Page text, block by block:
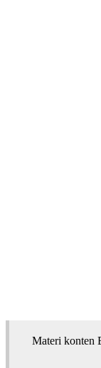
Materi konten